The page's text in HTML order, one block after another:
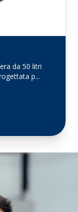
da 50 litri
p...